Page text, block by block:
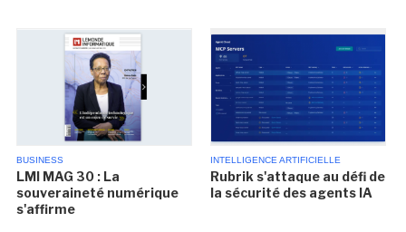
BUSINESS
LMI MAG 30 : La
souveraineté numérique
s'affirme
INTELLIGENCE ARTIFICIELLE
Rubrik s'attaque au défi de
la sécurité des agents IA